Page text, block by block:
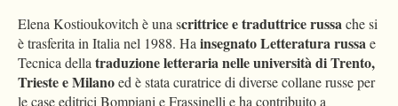
Elena Kostioukovitch è una scrittrice e traduttrice russache si
è trasferita in Italia nel 1988. Hainsegnato Letteratura russae
Tecnica dellatraduzioneletteraria nelle università di Trento,
Trieste e Milanoed èstata curatrice di diverse collane russe per
le case editrici Bompiani e Frassinelli e ha contribuito a